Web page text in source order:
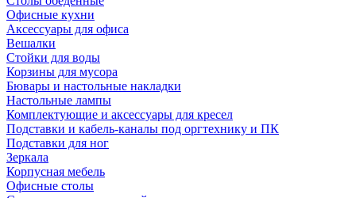
Офисные кухни
Аксессуары для офиса
Вешалки
Стойки для воды
Корзины для мусора
Бювары и настольные накладки
Настольные лампы
Комплектующие и аксессуары для кресел
Подставки и кабель-каналы под оргтехнику и ПК
Подставки для ног
Зеркала
Корпусная мебель
Офисные столы